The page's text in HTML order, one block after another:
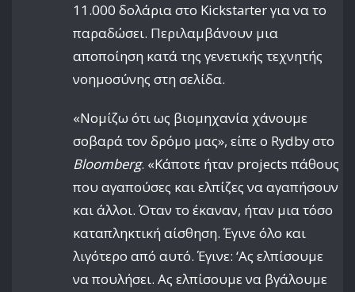
11.000 δολάρια στο Kickstarter για να το
παραδώσει. Περιλαμβάνουν μια
αποποίηση κατά της γενετικής τεχνητής
νοημοσύνης στη σελίδα.
«Νομίζω ότι ως βιομηχανία χάνουμε
σοβαρά τον δρόμο μας», είπε ο Rydby στο
Bloomberg. «Κάποτε ήταν projects πάθους
που αγαπούσες και ελπίζες να αγαπήσουν
και άλλοι. Όταν το έκαναν, ήταν μια τόσο
καταπληκτική αίσθηση. Έγινε όλο και
λιγότερο από αυτό. Έγινε: ‘Ας ελπίσουμε
να πουλήσει. Ας ελπίσουμε να βγάλουμε